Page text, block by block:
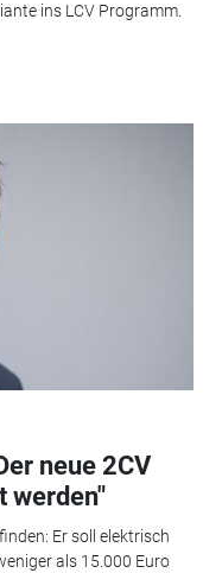
ins LCV Programm.
neue 2CV
werden"
Er soll elektrisch
als 15.000 Euro